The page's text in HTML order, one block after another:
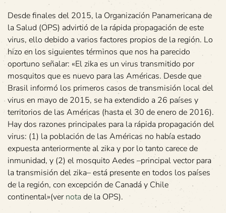
Desde finales del 2015, la Organización Panamericana de
la Salud (OPS) advirtió de la rápida propagación de este
virus, ello debido a varios factores propios de la región. Lo
hizo en los siguientes términos que nos ha parecido
oportuno señalar: «El zika es un virus transmitido por
mosquitos que es nuevo para las Américas. Desde que
Brasil informó los primeros casos de transmisión local del
virus en mayo de 2015, se ha extendido a 26 países y
territorios de las Américas (hasta el 30 de enero de 2016).
Hay dos razones principales para la rápida propagación del
virus: (1) la población de las Américas no había estado
expuesta anteriormente al zika y por lo tanto carece de
inmunidad, y (2) el mosquito Aedes –principal vector para
la transmisión del zika– está presente en todos los países
de la región, con excepción de Canadá y Chile
continental»(vernota de la OPS).